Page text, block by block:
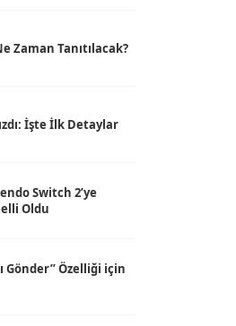
Zaman Tanıtılacak?
İşte İlk Detaylar
Switch 2’ye
Oldu
Gönder” Özelliği için